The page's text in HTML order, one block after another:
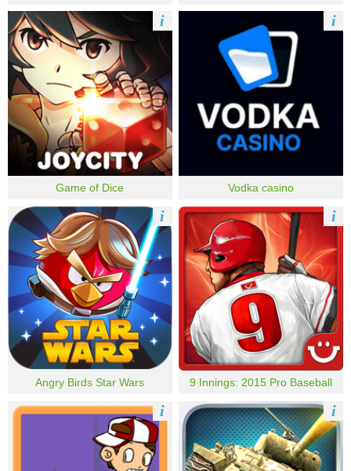
Game of Dice
i
Vodka casino
i
Angry Birds Star Wars
i
9 Innings: 2015 Pro Baseball
i
i i